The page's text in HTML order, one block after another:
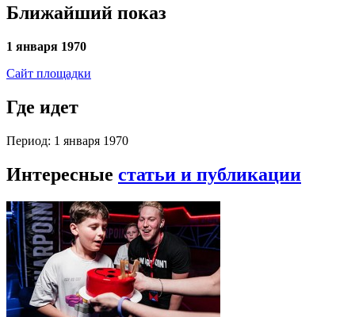
Ближайший показ
1 января 1970
Сайт площадки
Где идет
Период: 1 января 1970
Интересные статьи и публикации